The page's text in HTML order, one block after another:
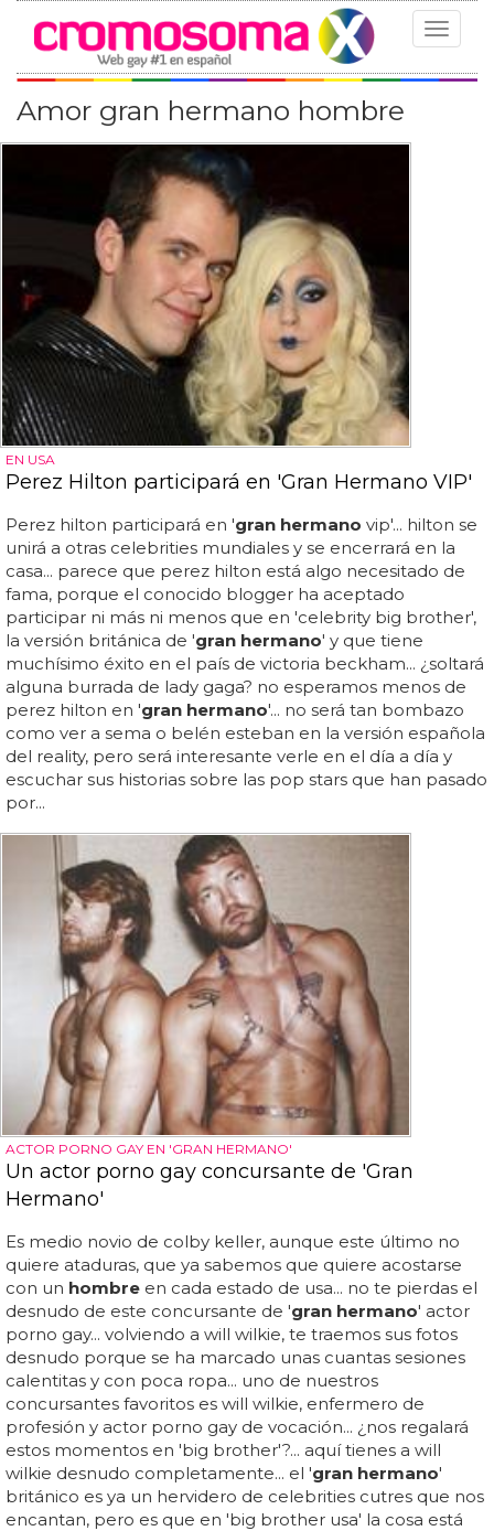
Toggle
Amor gran hermano hombre
EN USA
Perez Hilton participará en 'Gran Hermano VIP'
Perez hilton participará en 'gran hermano vip'... hilton se
unirá a otras celebrities mundiales y se encerrará en la
casa... parece que perez hilton está algo necesitado de
fama, porque el conocido blogger ha aceptado
participar ni más ni menos que en 'celebrity big brother',
la versión británica de 'gran hermano' y que tiene
muchísimo éxito en el país de victoria beckham... ¿soltará
alguna burrada de lady gaga? no esperamos menos de
perez hilton en 'gran hermano'... no será tan bombazo
como ver a sema o belén esteban en la versión española
del reality, pero será interesante verle en el día a día y
escuchar sus historias sobre las pop stars que han pasado
por...
ACTOR PORNO GAY EN 'GRAN HERMANO'
Un actor porno gay concursante de 'Gran
Hermano'
Es medio novio de colby keller, aunque este último no
quiere ataduras, que ya sabemos que quiere acostarse
con un hombre en cada estado de usa... no te pierdas el
desnudo de este concursante de 'gran hermano' actor
porno gay... volviendo a will wilkie, te traemos sus fotos
desnudo porque se ha marcado unas cuantas sesiones
calentitas y con poca ropa... uno de nuestros
concursantes favoritos es will wilkie, enfermero de
profesión y actor porno gay de vocación... ¿nos regalará
estos momentos en 'big brother'?... aquí tienes a will
wilkie desnudo completamente... el 'gran hermano'
británico es ya un hervidero de celebrities cutres que nos
encantan, pero es que en 'big brother usa' la cosa está